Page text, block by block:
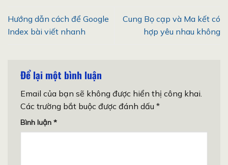
Hướng dẫn cách để Google
Index bài viết nhanh
Cung Bọ cạp và Ma kết có
hợp yêu nhau không
Để lại một bình luận
Email của bạn sẽ không được hiển thị công khai.
Các trường bắt buộc được đánh dấu *
Bình luận *